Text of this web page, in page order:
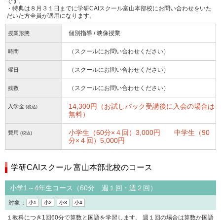
・特典は８月３１日までに学研CAIスクール富山本部校にお問い合わせをいた
だいた方全員が適用になります。
授業形態 個別指導 / 映像授業
時間 （スクールにお問い合わせください）
曜日 （スクールにお問い合わせください）
残数 （スクールにお問い合わせください）
入学金 (税込)
14,300円（お試しパック受講後に入会の場合は
無料）
費用 (税込)
小学生（60分×４回）3,000円 中学生（90
分×４回）5,000円
学研CAIスクール 富山本部北校のコース
小学1～4年生コース（60分 週１回・週２回）
対象： 小1 小2 小3 小4
１教科につき1回60分で算数と国語を学習します。 週１回の場合は算数か国語